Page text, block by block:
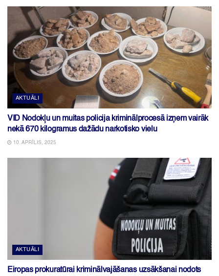
AKTUĀLI
VID Nodokļu un muitas policija kriminālprocesā izņem vairāk
nekā 670 kilogramus dažādu narkotisko vielu
10. APRĪLIS, 2025
AKTUĀLI
Eiropas prokuratūrai kriminālvajāšanas uzsākšanai nodots